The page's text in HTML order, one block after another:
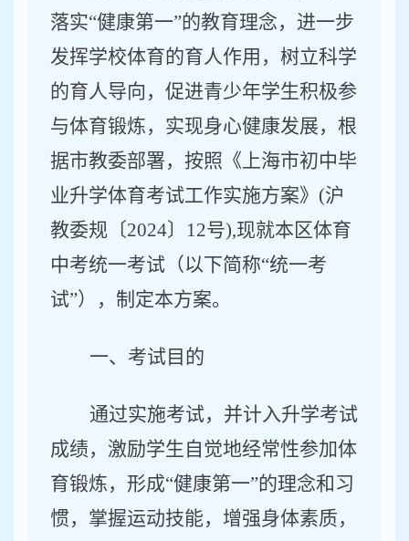
落实“健康第一”的教育理念，进一步
发挥学校体育的育人作用，树立科学
的育人导向，促进青少年学生积极参
与体育锻炼，实现身心健康发展，根
据市教委部署，按照《上海市初中毕
业升学体育考试工作实施方案》(沪
教委规〔2024〕 12号),现就本区体育
中考统一考试（以下简称“统一考
试”），制定本方案。
一、考试目的
通过实施考试，并计入升学考试
成绩，激励学生自觉地经常性参加体
育锻炼，形成“健康第一”的理念和习
惯，掌握运动技能，增强身体素质，